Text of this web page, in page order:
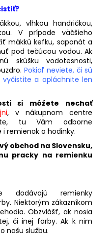
vlhkou handričkou,
V prípade väčšieho
mäkkú kefku, saponát a
pod tečúcou vodou. Ak
skúšku vodotesnosti,
Pokiaľ neviete, či sú
vyčistite a opláchnite len
si môžete nechať
, v nákupnom centre
tu Vám odborne
remienok a hodinky.
obchod na Slovensku,
pracky na remienku
dodávajú remienky
Niektorým zákazníkom
Obzvlášť, ak nosia
či inej farby. Ak k nim
našu službu.